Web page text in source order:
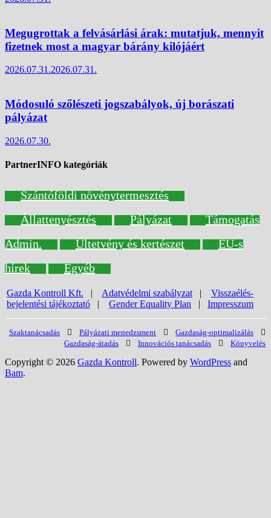
Megugrottak a felvásárlási árak: mutatjuk, mennyit
fizetnek most a magyar bárány kilójáért
2026.07.31.2026.07.31.
Módosuló szőlészeti jogszabályok, új borászati
pályázat
2026.07.30.
PartnerINFO kategóriák
Szántóföldi növénytermesztés
Állattenyésztés
Pályázat
Támogatás
Admin.
Ültetvény és kertészet
EU-s
hírek
Egyéb
Gazda Kontroll Kft. | Adatvédelmi szabályzat| Visszaélés-
bejelentési tájékoztató | Gender Equality Plan | Impresszum
Szaktanácsadás Pályázati menedzsment
Gazdaság-optimalizálás
Gazdaság-átadás
Innovációs tanácsadás Könyvelés
Copyright © 2026 Gazda Kontroll. Powered by WordPress and
Bam.